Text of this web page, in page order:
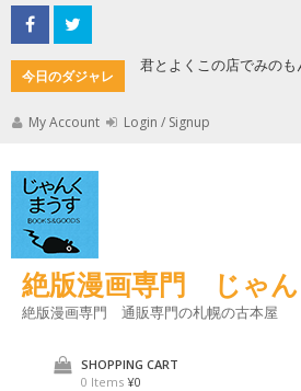
Skip
to
content
今日のダジャレ
君とよくこの店でみのも
My Account Login / Signup
絶版漫画専門 じゃ
絶版漫画専門 通販専門の札幌の古本屋
SHOPPING CART
0 Items ¥0